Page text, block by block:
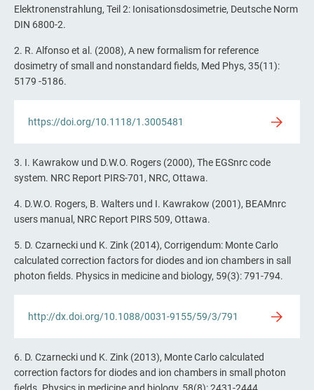
Elektronenstrahlung, Teil 2: Ionisationsdosimetrie, Deutsche Norm
DIN 6800-2.
2. R. Alfonso et al. (2008), A new formalism for reference
dosimetry of small and nonstandard fields, Med Phys, 35(11):
5179 -5186.
https://doi.org/10.1118/1.3005481
3. I. Kawrakow und D.W.O. Rogers (2000), The EGSnrc code
system. NRC Report PIRS-701, NRC, Ottawa.
4. D.W.O. Rogers, B. Walters und I. Kawrakow (2001), BEAMnrc
users manual, NRC Report PIRS 509, Ottawa.
5. D. Czarnecki und K. Zink (2014), Corrigendum: Monte Carlo
calculated correction factors for diodes and ion chambers in sall
photon fields. Physics in medicine and biology, 59(3): 791-794.
http://dx.doi.org/10.1088/0031-9155/59/3/791
6. D. Czarnecki und K. Zink (2013), Monte Carlo calculated
correction factors for diodes and ion chambers in small photon
fields. Physics in medicine and biology, 58(8): 2431-2444.